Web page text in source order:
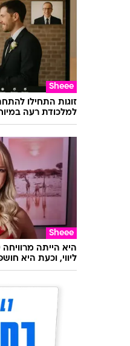
Sheee
זוגות התחילו
למלכודת רעה
Sheee
ליווי, וכעת היא